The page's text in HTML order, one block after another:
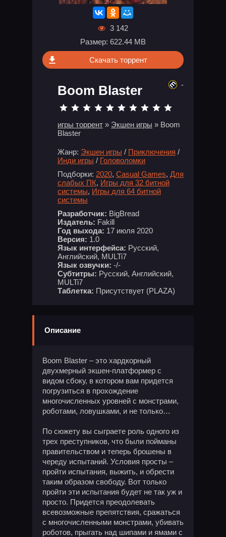
3 142
Размер: 622.44 MB
Скачать торрент
Boom Blaster
игры торрент » Экшен игры » Boom
Blaster
Жанр: Экшен игры / Приключения /
Инди игры / Головоломки
Подборки: 2020, Casual Games, Для
слабых ПК, Игры для 32 битной
системы, Игры для 64 битной
системы
Разработчик: BigBread
Издатель: Fakill
Год выхода: 17 июля 2020
Версия: 1.0
Язык интерфейса: Русский,
Английский, MULTi7
Язык озвучки: -/-
Субтитры: Русский, Английский,
MULTi7
Таблетка: Присутствует (PLAZA)
-
Описание
Boom Blaster – это хардкорный
двухмерный экшен-платформер с
видом сбоку, в котором вам придется
погрузиться в прохождение
многочисленных уровней с монстрами,
роботами, ловушками, и не только…
По сюжету вы сыграете роль одного из
трех преступников, что были пойманы
правительством и теперь брошены в
череду испытаний. Условия просты –
пройти испытания, выжить, и обрести
таким образом свободу. Вот только
пройти эти испытания будет не так уж и
просто. Придется преодолевать
всевозможные препятствия, сражаться
с многочисленными монстрами, убивать
роботов, прыгать над шипами и ямами с